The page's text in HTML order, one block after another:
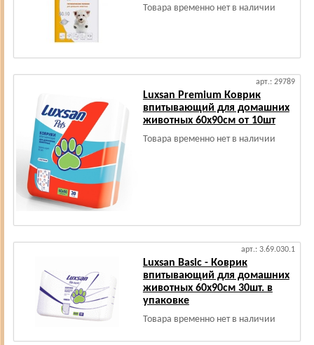
Товара временно нет в наличии
арт.: 29789
Luxsan Premium Коврик
впитывающий для домашних
животных 60х90см от 10шт
Товара временно нет в наличии
арт.: 3.69.030.1
Luxsan Basic - Коврик
впитывающий для домашних
животных 60х90см 30шт. в
упаковке
Товара временно нет в наличии